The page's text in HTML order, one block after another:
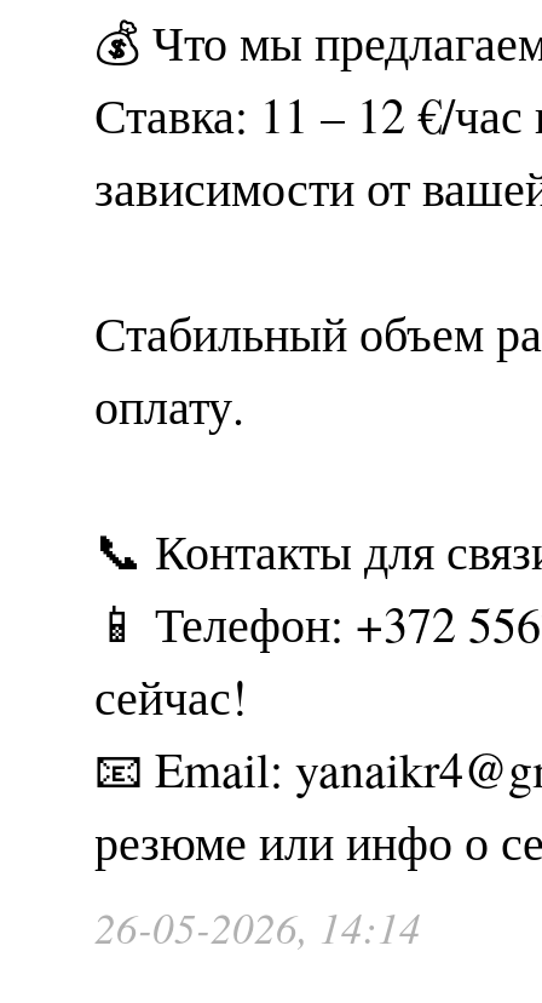
💰 Что мы
Ставка: 11 – 12 €/
зависимости от
Стабильный объем
оплату.
📞 Контакты для
📱 Телефон: +372
сейчас!
📧 Email:
резюме или инфо о
26-05-2026, 14:14